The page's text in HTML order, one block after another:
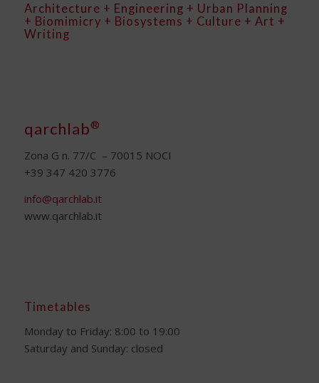
Architecture + Engineering + Urban Planning
+ Biomimicry + Biosystems + Culture + Art +
Writing
qarchlab®
Zona G n. 77/C – 70015 NOCI
+39 347 420 3776
info@qarchlab.it
www.qarchlab.it
Timetables
Monday to Friday: 8:00 to 19:00
Saturday and Sunday: closed